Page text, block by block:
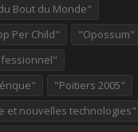
Bout du Monde"
Per Child"
"Opossum"
"Poitiers 2005"
et nouvelles technologies"